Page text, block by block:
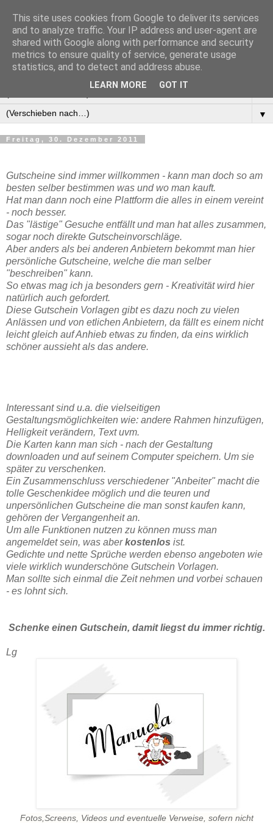
Manus Testwelt, alles
außer langweilig
▼
Freitag, 30. Dezember 2011
Gutscheine sind immer willkommen - kann man doch so am
besten selber bestimmen was und wo man kauft.
Hat man dann noch eine Plattform die alles in einem vereint
- noch besser.
Das "lästige" Gesuche entfällt und man hat alles zusammen,
sogar noch direkte Gutscheinvorschläge.
Aber anders als bei anderen Anbietern bekommt man hier
persönliche Gutscheine, welche die man selber
"beschreiben" kann.
So etwas mag ich ja besonders gern - Kreativität wird hier
natürlich auch gefordert.
Diese Gutschein Vorlagen gibt es dazu noch zu vielen
Anlässen und von etlichen Anbietern, da fällt es einem nicht
leicht gleich auf Anhieb etwas zu finden, da eins wirklich
schöner aussieht als das andere.
Interessant sind u.a. die vielseitigen
Gestaltungsmöglichkeiten wie: andere Rahmen hinzufügen,
Helligkeit verändern, Text uvm.
Die Karten kann man sich - nach der Gestaltung
downloaden und auf seinem Computer speichern. Um sie
später zu verschenken.
Ein Zusammenschluss verschiedener "Anbeiter" macht die
tolle Geschenkidee möglich und die teuren und
unpersönlichen Gutscheine die man sonst kaufen kann,
gehören der Vergangenheit an.
Um alle Funktionen nutzen zu können muss man
angemeldet sein, was aberkostenlos ist.
Gedichte und nette Sprüche werden ebenso angeboten wie
viele wirklich wunderschöne Gutschein Vorlagen.
Man sollte sich einmal die Zeit nehmen und vorbei schauen
- es lohnt sich.
Schenke einen Gutschein, damit liegst du immer richtig.
Lg
Fotos,Screens, Videos und eventuelle Verweise, sofern nicht
This site uses cookies from Google to deliver its services
and to analyze traffic. Your IP address and user-agent are
shared with Google along with performance and security
metrics to ensure quality of service, generate usage
statistics, and to detect and address abuse.
LEARN MORE GOT IT